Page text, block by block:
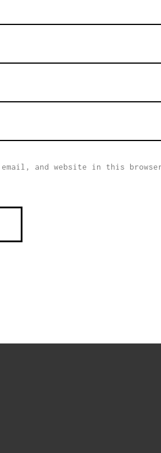
email, and website in this